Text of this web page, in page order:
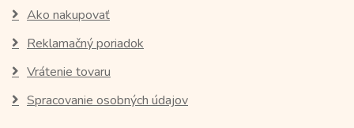
Ako nakupovať
Reklamačný poriadok
Vrátenie tovaru
Spracovanie osobných údajov